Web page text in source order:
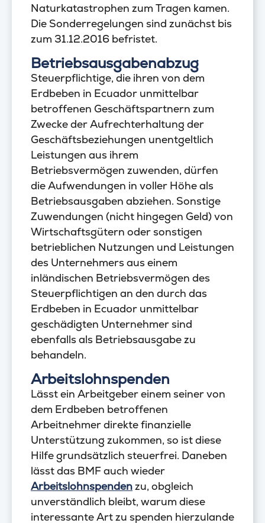
Naturkatastrophen zum Tragen kamen.
Die Sonderregelungen sind zunächst bis
zum 31.12.2016 befristet.
Betriebsausgabenabzug
Steuerpflichtige, die ihren von dem
Erdbeben in Ecuador unmittelbar
betroffenen Geschäftspartnern zum
Zwecke der Aufrechterhaltung der
Geschäftsbeziehungen unentgeltlich
Leistungen aus ihrem
Betriebsvermögen zuwenden, dürfen
die Aufwendungen in voller Höhe als
Betriebsausgaben abziehen. Sonstige
Zuwendungen (nicht hingegen Geld) von
Wirtschaftsgütern oder sonstigen
betrieblichen Nutzungen und Leistungen
des Unternehmers aus einem
inländischen Betriebsvermögen des
Steuerpflichtigen an den durch das
Erdbeben in Ecuador unmittelbar
geschädigten Unternehmer sind
ebenfalls als Betriebsausgabe zu
behandeln.
Arbeitslohnspenden
Lässt ein Arbeitgeber einem seiner von
dem Erdbeben betroffenen
Arbeitnehmer direkte finanzielle
Unterstützung zukommen, so ist diese
Hilfe grundsätzlich steuerfrei. Daneben
lässt das BMF auch wieder
Arbeitslohnspendenzu, obgleich
unverständlich bleibt, warum diese
interessante Art zu spenden hierzulande